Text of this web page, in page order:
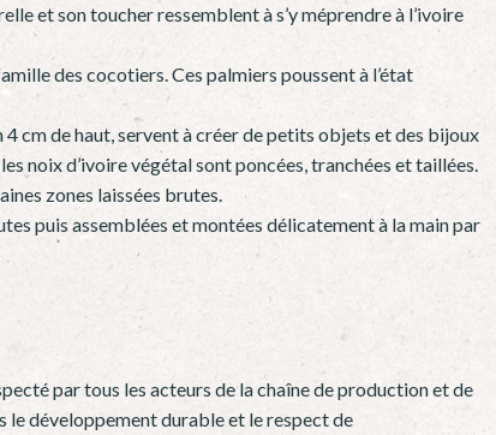
et son toucher ressemblent à s’y méprendre à l’ivoire
des cocotiers. Ces palmiers poussent à l’état
cm de haut, servent à créer de petits objets et des bijoux
noix d’ivoire végétal sont poncées, tranchées et taillées.
zones laissées brutes.
puis assemblées et montées délicatement à la main par
par tous les acteurs de la chaîne de production et de
le développement durable et le respect de